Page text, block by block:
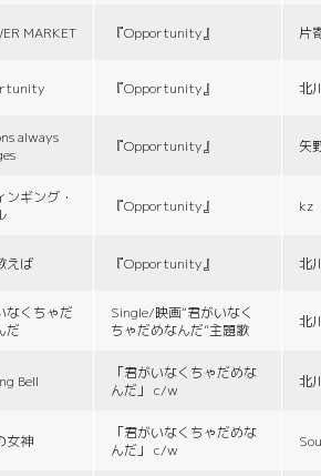
MARKET 『Opportunity』 片
『Opportunity』 北
always
『Opportunity』 矢
ンギング・
『Opportunity』 kz
えば 『Opportunity』 北
なくちゃだ
だ
Single/映画“君がいなく
ちゃだめなんだ”主題歌
北
Bell
「君がいなくちゃだめな
んだ」 c/w
北
女神
「君がいなくちゃだめな
んだ」 c/w